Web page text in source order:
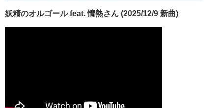
妖精のオルゴール feat. 情熱さん (2025/12/9 新曲)